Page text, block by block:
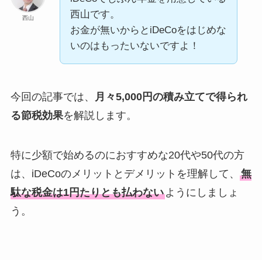
西山
西山です。
お金が無いからとiDeCoをはじめな
いのはもったいないですよ！
今回の記事では、
月々5,000円の積み立てで得られ
る節税効果を解説します。
特に少額で始めるのにおすすめな20代や50代の方
は、iDeCoのメリットとデメリットを理解して、 無
駄な税金は1円たりとも払わないようにしましょ
う。